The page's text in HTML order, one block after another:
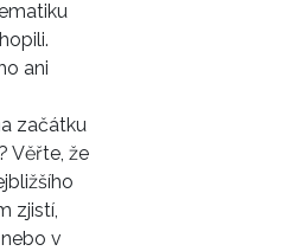
ani
začátku
Věřte, že
zjistí,
v